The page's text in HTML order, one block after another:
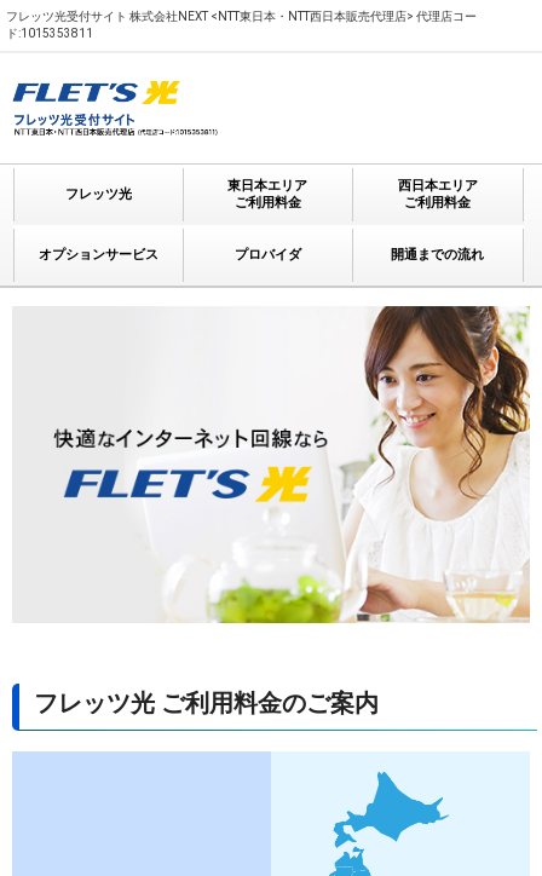
フレッツ光受付サイト 株式会社NEXT <NTT東日本・NTT西日本販売代理店> 代理店コー
ド:1015353811
フレッツ光
東日本エリア
ご利用料金
西日本エリア
ご利用料金
オプションサービス プロバイダ 開通までの流れ
フレッツ光 ご利用料金のご案内